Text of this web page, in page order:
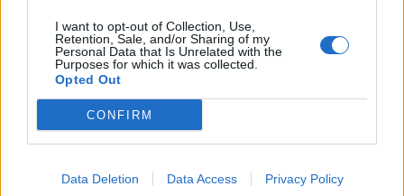
I want to opt-out of Collection, Use,
Retention, Sale, and/or Sharing of my
Personal Data that Is Unrelated with the
Purposes for which it was collected.
Opted Out
CONFIRM
Data Deletion Data Access Privacy Policy